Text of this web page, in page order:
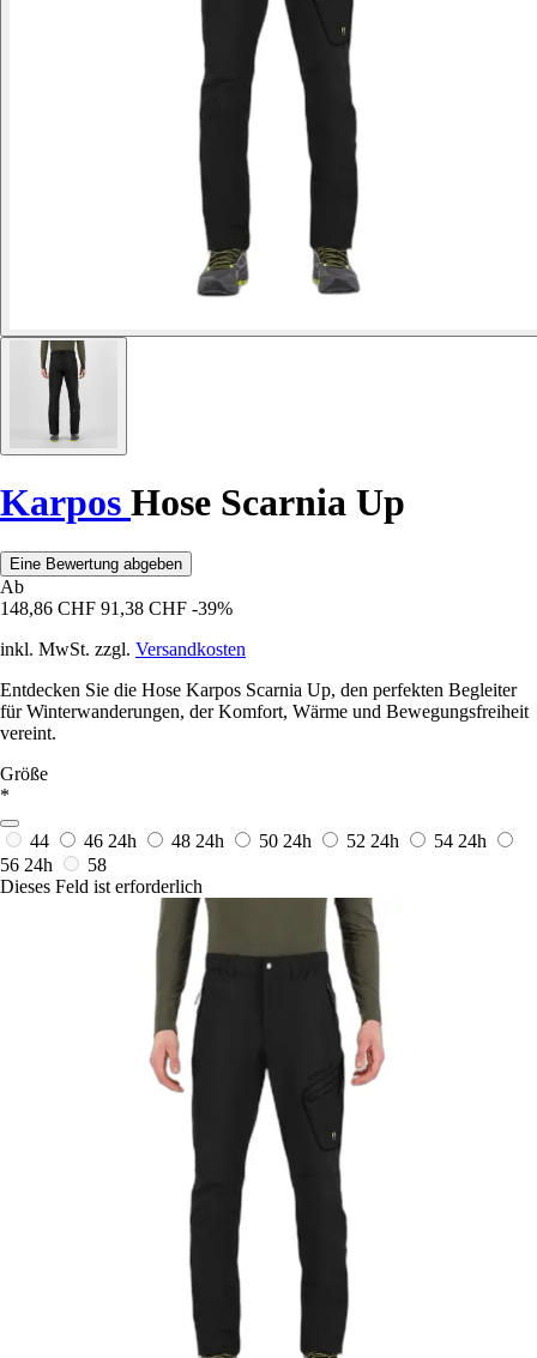
Karpos Hose Scarnia Up
Eine Bewertung abgeben
Ab
148,86 CHF 91,38 CHF -39%
inkl. MwSt. zzgl. Versandkosten
Entdecken Sie die Hose Karpos Scarnia Up, den perfekten Begleiter
für Winterwanderungen, der Komfort, Wärme und Bewegungsfreiheit
vereint.
Größe
*
44 46 24h 48 24h 50 24h 52 24h 54 24h
56 24h
58
Dieses Feld ist erforderlich